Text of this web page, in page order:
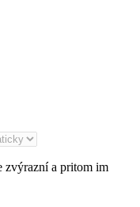
zvýrazní a pritom im